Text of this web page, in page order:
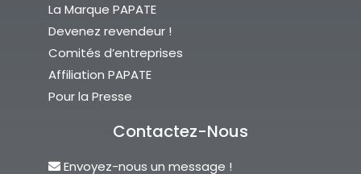
La Marque PAPATE
Devenez revendeur !
Comités d’entreprises
Affiliation PAPATE
Pour la Presse
Contactez-Nous
Envoyez-nous un message !